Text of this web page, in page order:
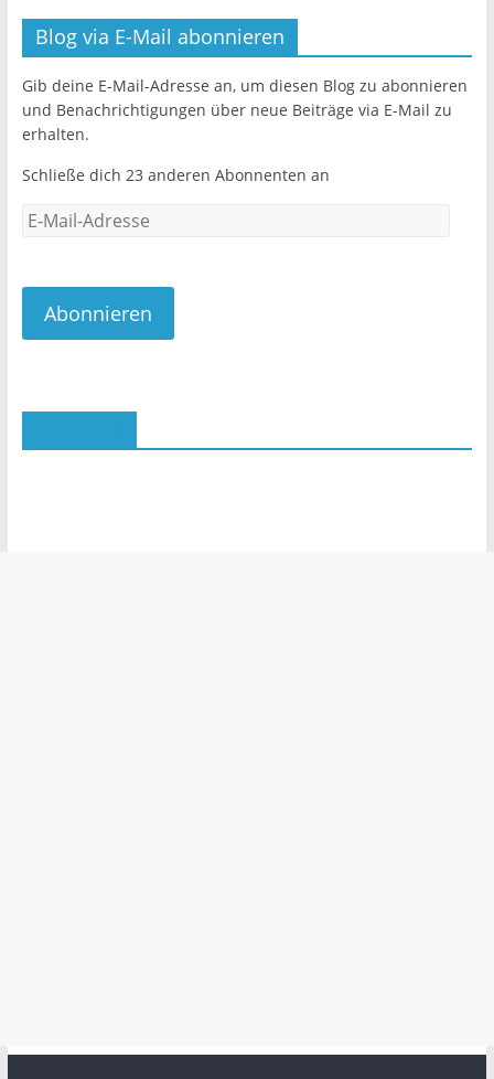
b
o
o
k
Blog via E-Mail abonnieren
Gib deine E-Mail-Adresse an, um diesen Blog zu abonnieren
und Benachrichtigungen über neue Beiträge via E-Mail zu
erhalten.
Schließe dich 23 anderen Abonnenten an
E-
Abonnieren